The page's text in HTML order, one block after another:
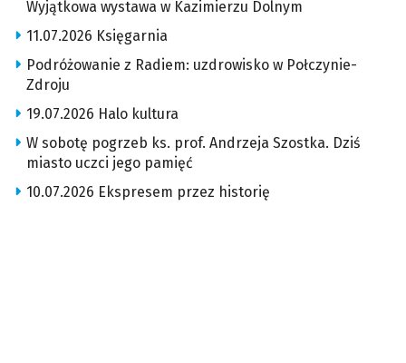
Wyjątkowa wystawa w Kazimierzu Dolnym
11.07.2026 Księgarnia
Podróżowanie z Radiem: uzdrowisko w Połczynie-
Zdroju
19.07.2026 Halo kultura
W sobotę pogrzeb ks. prof. Andrzeja Szostka. Dziś
miasto uczci jego pamięć
10.07.2026 Ekspresem przez historię